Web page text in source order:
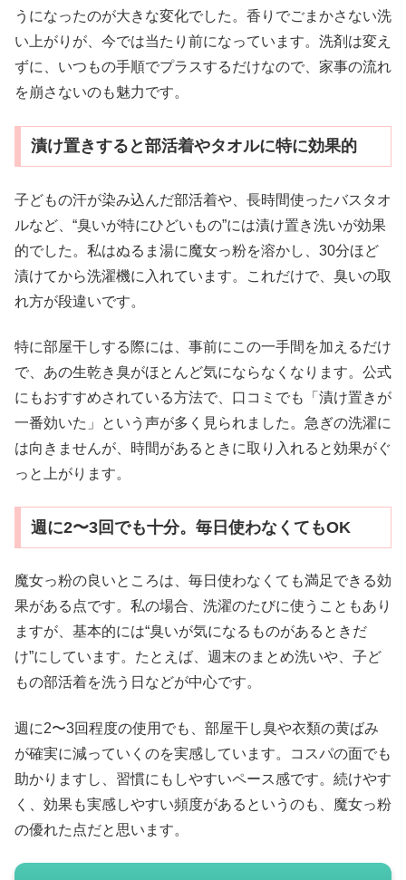
うになったのが大きな変化でした。香りでごまかさない洗
い上がりが、今では当たり前になっています。洗剤は変え
ずに、いつもの手順でプラスするだけなので、家事の流れ
を崩さないのも魅力です。
漬け置きすると部活着やタオルに特に効果的
子どもの汗が染み込んだ部活着や、長時間使ったバスタオ
ルなど、“臭いが特にひどいもの”には漬け置き洗いが効果
的でした。私はぬるま湯に魔女っ粉を溶かし、30分ほど
漬けてから洗濯機に入れています。これだけで、臭いの取
れ方が段違いです。
特に部屋干しする際には、事前にこの一手間を加えるだけ
で、あの生乾き臭がほとんど気にならなくなります。公式
にもおすすめされている方法で、口コミでも「漬け置きが
一番効いた」という声が多く見られました。急ぎの洗濯に
は向きませんが、時間があるときに取り入れると効果がぐ
っと上がります。
週に2〜3回でも十分。毎日使わなくてもOK
魔女っ粉の良いところは、毎日使わなくても満足できる効
果がある点です。私の場合、洗濯のたびに使うこともあり
ますが、基本的には“臭いが気になるものがあるときだ
け”にしています。たとえば、週末のまとめ洗いや、子ど
もの部活着を洗う日などが中心です。
週に2〜3回程度の使用でも、部屋干し臭や衣類の黄ばみ
が確実に減っていくのを実感しています。コスパの面でも
助かりますし、習慣にもしやすいペース感です。続けやす
く、効果も実感しやすい頻度があるというのも、魔女っ粉
の優れた点だと思います。